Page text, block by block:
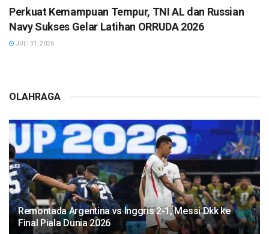
Perkuat Kemampuan Tempur, TNI AL dan Russian
Navy Sukses Gelar Latihan ORRUDA 2026
JULI 31, 2026
OLAHRAGA
Remontada Argentina vs Inggris 2-1, Messi Dkk ke
Final Piala Dunia 2026